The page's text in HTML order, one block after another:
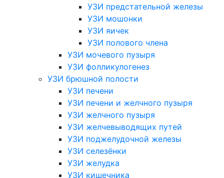
УЗИ предстательной железы
УЗИ мошонки
УЗИ яичек
УЗИ полового члена
УЗИ мочевого пузыря
УЗИ фолликулогенез
УЗИ брюшной полости
УЗИ печени
УЗИ печени и желчного пузыря
УЗИ желчного пузыря
УЗИ желчевыводящих путей
УЗИ поджелудочной железы
УЗИ селезёнки
УЗИ желудка
УЗИ кишечника